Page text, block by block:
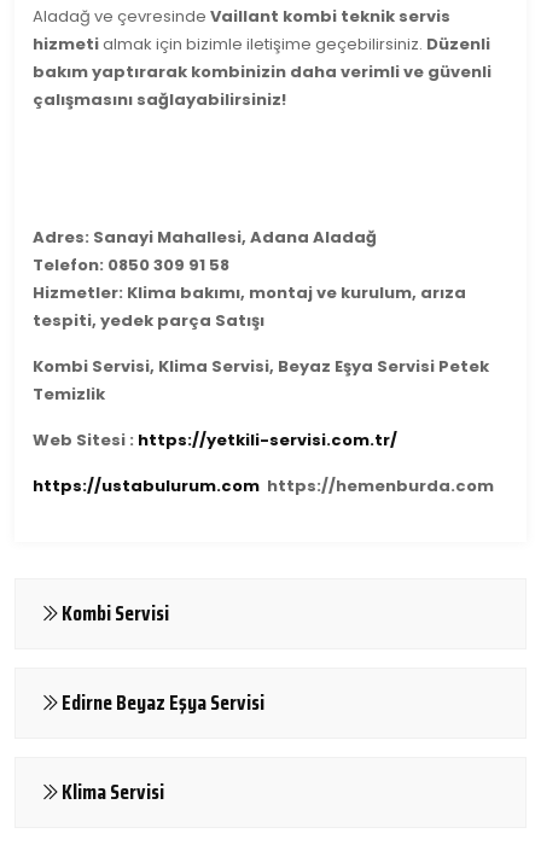
Aladağ ve çevresinde Vaillant kombi teknik servis
hizmetialmak için bizimle iletişime geçebilirsiniz. Düzenli
bakım yaptırarak kombinizin daha verimli ve güvenli
çalışmasını sağlayabilirsiniz!
Adres: Sanayi Mahallesi, Adana Aladağ
Telefon: 0850 309 91 58
Hizmetler: Klima bakımı, montaj ve kurulum, arıza
tespiti, yedek parça Satışı
Kombi Servisi, Klima Servisi, Beyaz Eşya Servisi Petek
Temizlik
Web Sitesi : https://yetkili-servisi.com.tr/
https://ustabulurum.com https://hemenburda.com
Kombi Servisi
Edirne Beyaz Eşya Servisi
Klima Servisi